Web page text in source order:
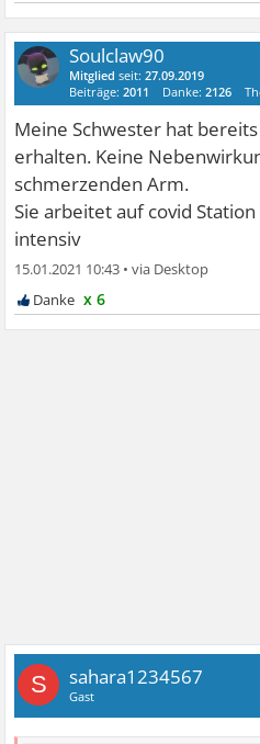
Soulclaw90
Mitglied seit:27.09.2019
Beiträge:2011 Danke:2126
Meine Schwester hat
erhalten. Keine
schmerzenden Arm.
Sie arbeitet auf covid
intensiv
15.01.2021 10:43 •
x 6
S sahara1234567
Gast